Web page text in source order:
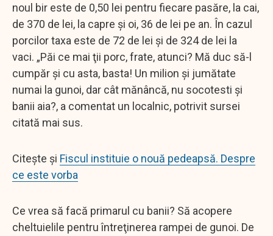
noul bir este de 0,50 lei pentru fiecare pasăre, la cai,
de 370 de lei, la capre și oi, 36 de lei pe an. În cazul
porcilor taxa este de 72 de lei și de 324 de lei la
vaci. „Păi ce mai ţii porc, frate, atunci? Mă duc să-l
cumpăr şi cu asta, basta! Un milion și jumătate
numai la gunoi, dar cât mănâncă, nu socotesti și
banii aia?, a comentat un localnic, potrivit sursei
citată mai sus.
Citește și Fiscul instituie o nouă pedeapsă. Despre
ce este vorba
Ce vrea să facă primarul cu banii? Să acopere
cheltuielile pentru întreţinerea rampei de gunoi. De